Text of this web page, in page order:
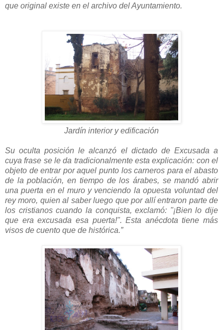
que original existe en el archivo del Ayuntamiento.
Jardín interior y edificación
Su oculta posición le alcanzó el dictado de Excusada a
cuya frase se le da tradicionalmente esta explicación: con el
objeto de entrar por aquel punto los carneros para el abasto
de la población, en tiempo de los árabes, se mandó abrir
una puerta en el muro y venciendo la opuesta voluntad del
rey moro, quien al saber luego que por allí entraron parte de
los cristianos cuando la conquista, exclamó: "¡Bien lo dije
que era excusada esa puerta!". Esta anécdota tiene más
visos de cuento que de histórica.”